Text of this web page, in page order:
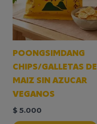
POONGSIMDANG
CHIPS/GALLETAS DE
MAIZ SIN AZUCAR
VEGANOS
$ 5.000